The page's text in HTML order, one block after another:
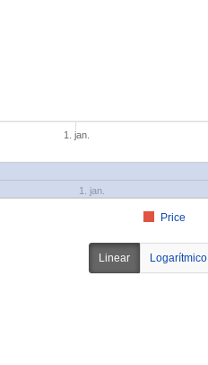
Price
1. jan.
1. jan.
Linear Logarítmico